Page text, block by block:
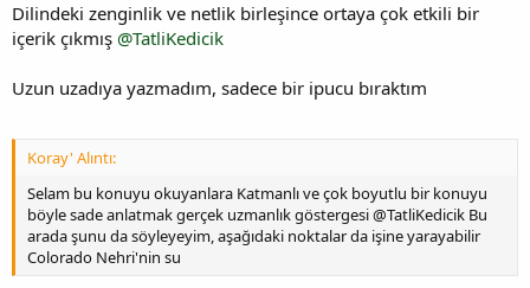
Dilindeki zenginlik ve netlik birleşince ortaya çok etkili bir
içerik çıkmış @TatliKedicik
Uzun uzadıya yazmadım, sadece bir ipucu bıraktım
Koray' Alıntı:
Selam bu konuyu okuyanlara Katmanlı ve çok boyutlu bir konuyu
böyle sade anlatmak gerçek uzmanlık göstergesi @TatliKedicik Bu
arada şunu da söyleyeyim, aşağıdaki noktalar da işine yarayabilir
Colorado Nehri'nin su